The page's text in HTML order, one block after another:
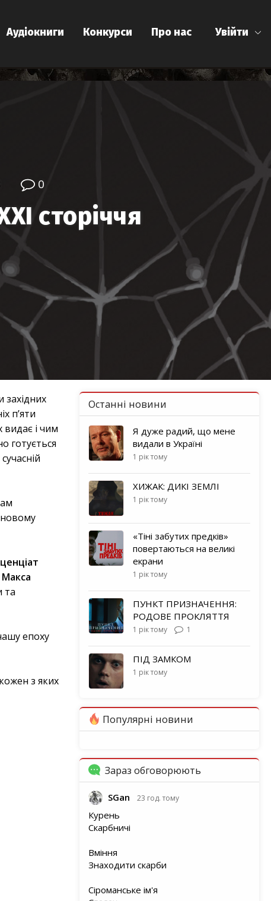
Увійти
Аудіокниги Конкурси Про нас
0
сторіччя
п’яти
видає і чим
готується
новому
Макса
та
епоху
з яких
Останні новини
Я дуже радий, що мене
видали в Україні
1 рік тому
ХИЖАК: ДИКІ ЗЕМЛІ
1 рік тому
«Тіні забутих предків»
повертаються на великі
екрани
1 рік тому
ПУНКТ ПРИЗНАЧЕННЯ:
РОДОВЕ ПРОКЛЯТТЯ
1 рік тому 1
ПІД ЗАМКОМ
1 рік тому
Популярні новини
Зараз обговорюють
SGan 23 год. тому
Курень
Скарбничі
Вміння
Знаходити скарби
Сіроманське ім'я